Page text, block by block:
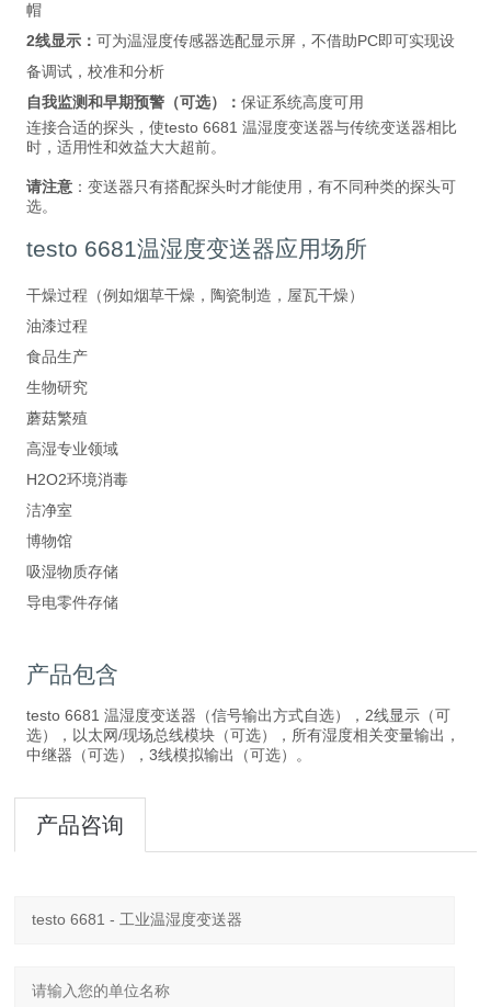
帽
2线显示：可为温湿度传感器选配显示屏，不借助PC即可实现设
备调试，校准和分析
自我监测和早期预警（可选）：保证系统高度可用
连接合适的探头，使testo 6681 温湿度变送器与传统变送器相比
时，适用性和效益大大超前。
请注意 ：变送器只有搭配探头时才能使用，有不同种类的探头可
选。
testo 6681温湿度变送器应用场所
干燥过程（例如烟草干燥，陶瓷制造，屋瓦干燥）
油漆过程
食品生产
生物研究
蘑菇繁殖
高湿专业领域
H2O2环境消毒
洁净室
博物馆
吸湿物质存储
导电零件存储
产品包含
testo 6681 温湿度变送器（信号输出方式自选），2线显示（可
选），以太网/现场总线模块（可选），所有湿度相关变量输出，
中继器（可选），3线模拟输出（可选）。
产品咨询